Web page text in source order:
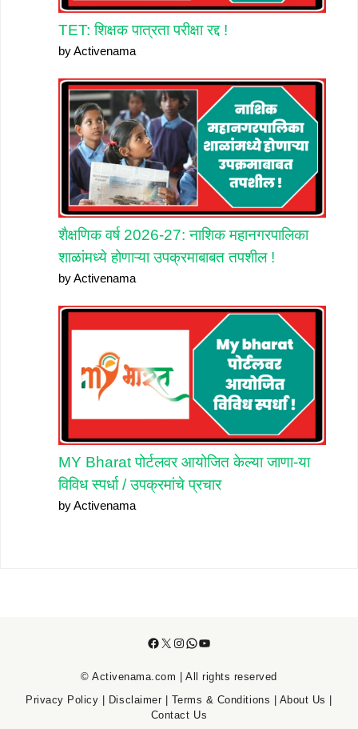
TET: शिक्षक पात्रता परीक्षा रद्द !
by Activenama
शैक्षणिक वर्ष 2026-27: नाशिक महानगरपालिका
शाळांमध्ये होणाऱ्या उपक्रमाबाबत तपशील !
by Activenama
MY Bharat पोर्टलवर आयोजित केल्या जाणा-या
विविध स्पर्धा / उपक्रमांचे प्रचार
by Activenama
Facebook
X Instagram
WhatsApp
YouTube
© Activenama.com | All rights reserved
Privacy Policy
Disclaimer Terms & Conditions About Us
Contact Us